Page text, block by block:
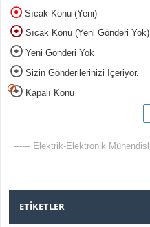
Sıcak Konu (Yeni)
Sıcak Konu (Yeni Gönderi Yok)
Yeni Gönderi Yok
Sizin Gönderilerinizi İçeriyor.
Kapalı Konu
ETIKETLER